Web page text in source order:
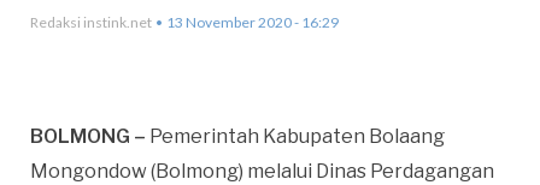
Redaksi instink.net 13 November 2020 - 16:29
BOLMONG – Pemerintah Kabupaten Bolaang
Mongondow (Bolmong) melalui Dinas Perdagangan